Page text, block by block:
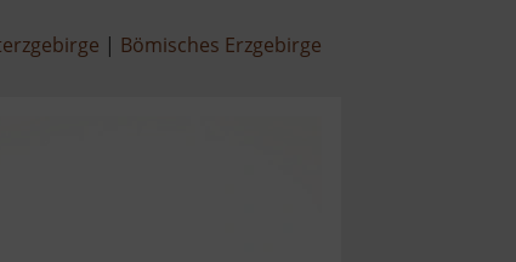
Bömisches Erzgebirge